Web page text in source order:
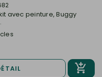
avec peinture, Buggy